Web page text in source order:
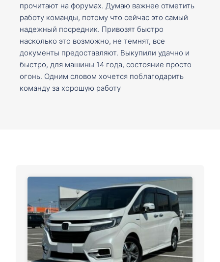
прочитают на форумах. Думаю важнее отметить
работу команды, потому что сейчас это самый
надежный посредник. Привозят быстро
насколько это возможно, не темнят, все
документы предоставляют. Выкупили удачно и
быстро, для машины 14 года, состояние просто
огонь. Одним словом хочется поблагодарить
команду за хорошую работу